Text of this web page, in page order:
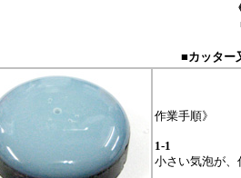
■カッター
作業手順》
1-1
小さい気泡が